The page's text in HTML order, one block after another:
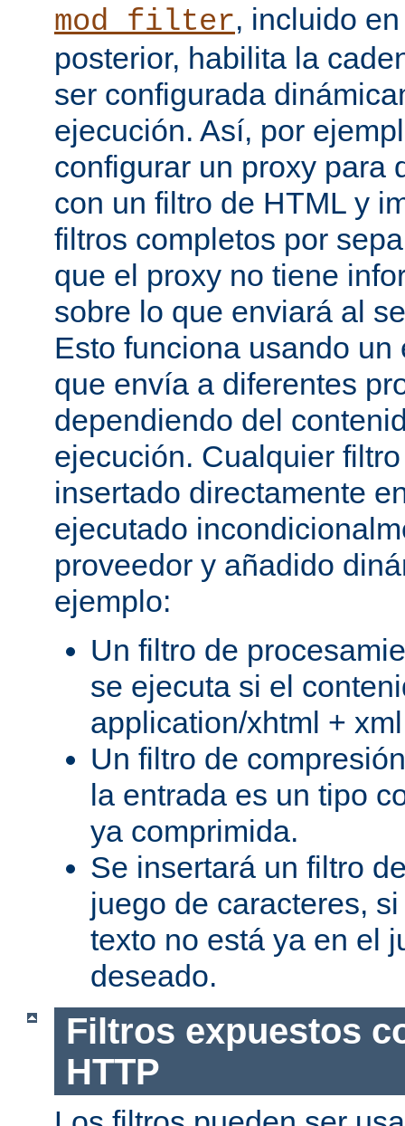
mod_filter, incluido
posterior, habilita la
ser configurada
ejecución. Así, por
configurar un proxy para
con un filtro de HTML y
filtros completos por
que el proxy no tiene
sobre lo que enviará al
Esto funciona usando un
que envía a diferentes
dependiendo del
ejecución. Cualquier
insertado directamente
ejecutado
proveedor y añadido
ejemplo:
Un filtro de
se ejecuta si el
application/xhtml +
Un filtro de
la entrada es un tipo
ya comprimida.
Se insertará un filtro
juego de caracteres,
texto no está ya en el
deseado.
Filtros expuestos
HTTP